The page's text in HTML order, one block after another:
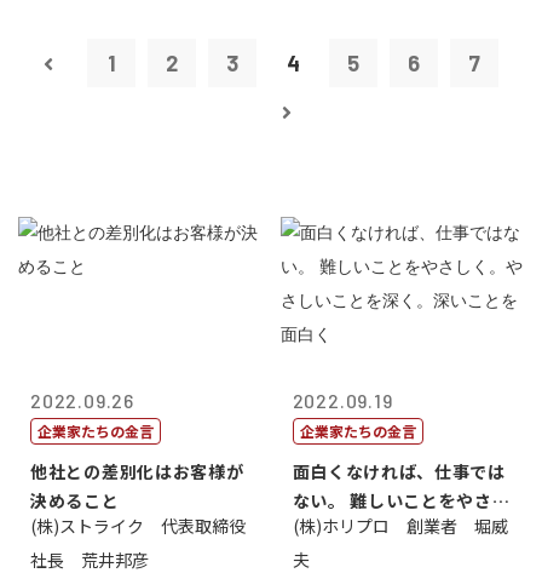
1 2 3 4 5 6 7
2022.09.26
企業家たちの金言
他社との差別化はお客様が
決めること
(株)ストライク 代表取締役
社長 荒井邦彦
2022.09.19
企業家たちの金言
面白くなければ、仕事では
ない。 難しいことをやさし
く。やさし...
(株)ホリプロ 創業者 堀威
夫